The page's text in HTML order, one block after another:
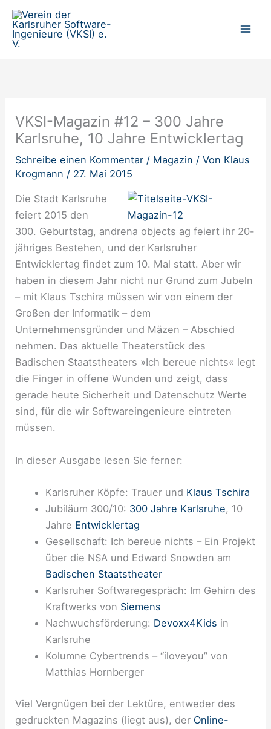
Zum
Inhalt
springen
VKSI-Magazin #12 – 300 Jahre
Karlsruhe, 10 Jahre Entwicklertag
Schreibe einen Kommentar / Magazin / Von Klaus
Krogmann / 27. Mai 2015
Die Stadt Karlsruhe
feiert 2015 den
300. Geburtstag, andrena objects ag feiert ihr 20-
jähriges Bestehen, und der Karlsruher
Entwicklertag findet zum 10. Mal statt. Aber wir
haben in diesem Jahr nicht nur Grund zum Jubeln
– mit Klaus Tschira müssen wir von einem der
Großen der Informatik – dem
Unternehmensgründer und Mäzen – Abschied
nehmen. Das aktuelle Theaterstück des
Badischen Staatstheaters »Ich bereue nichts« legt
die Finger in offene Wunden und zeigt, dass
gerade heute Sicherheit und Datenschutz Werte
sind, für die wir Softwareingenieure eintreten
müssen.
In dieser Ausgabe lesen Sie ferner:
Karlsruher Köpfe: Trauer und Klaus Tschira
Jubiläum 300/10: 300 Jahre Karlsruhe, 10
Jahre Entwicklertag
Gesellschaft: Ich bereue nichts – Ein Projekt
über die NSA und Edward Snowden am
Badischen Staatstheater
Karlsruher Softwaregespräch: Im Gehirn des
Kraftwerks von Siemens
Nachwuchsförderung: Devoxx4Kids in
Karlsruhe
Kolumne Cybertrends – “iloveyou” von
Matthias Hornberger
Viel Vergnügen bei der Lektüre, entweder des
gedruckten Magazins (liegt aus), der Online-